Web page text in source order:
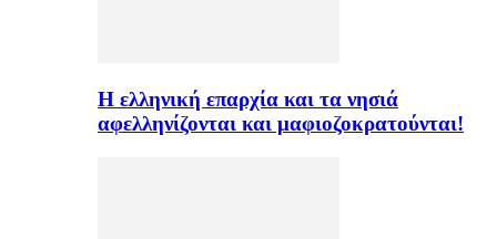
H ελληνική επαρχία και τα νησιά
αφελληνίζονται και μαφιοζοκρατούνται!